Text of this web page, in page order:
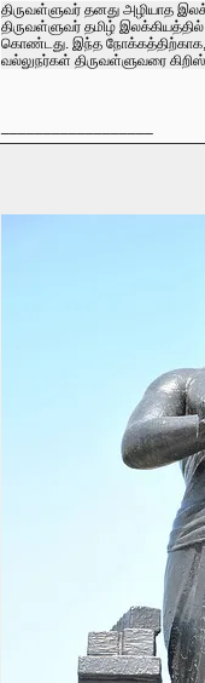
திருவள்ளுவர் தனது அழியாத
திருவள்ளுவர் தமிழ்
கொண்டது. இந்த நோக்கத்திற்காக,
வல்லுநர்கள் திருவள்ளுவரை